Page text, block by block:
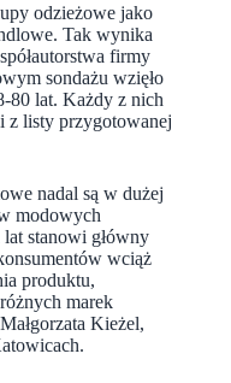
odzieżowe jako
Tak wynika
firmy
sondażu wzięło
80 lat. Każdy z nich
z listy przygotowanej
nadal są w dużej
modowych
stanowi główny
wciąż
produktu,
marek
Kieżel,